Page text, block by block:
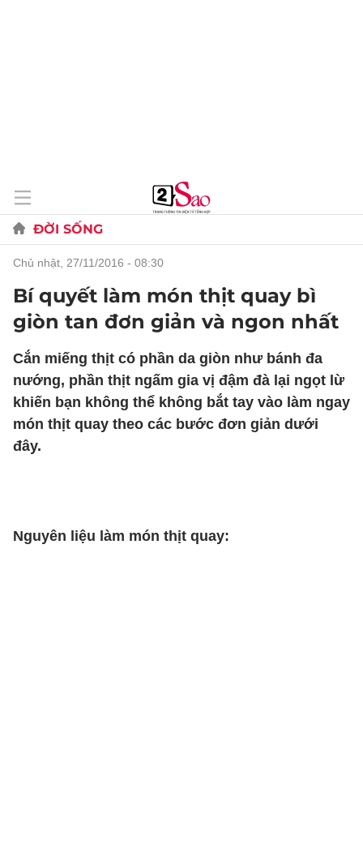
ĐỜI SỐNG
chủ nhật, 27/11/2016 - 08:30
Bí quyết làm món thịt quay bì
giòn tan đơn giản và ngon nhất
Cắn miếng thịt có phần da giòn như bánh đa
nướng, phần thịt ngấm gia vị đậm đà lại ngọt lừ
khiến bạn không thể không bắt tay vào làm ngay
món thịt quay theo các bước đơn giản dưới
đây.
Nguyên liệu làm món thịt quay: